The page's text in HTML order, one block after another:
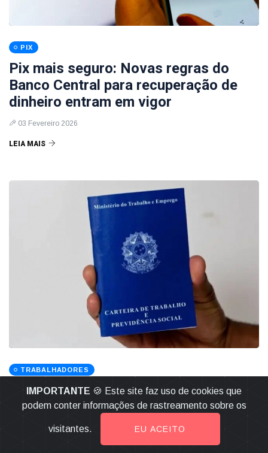
PIX
Pix mais seguro: Novas regras do
Banco Central para recuperação de
dinheiro entram em vigor
03 Fevereiro 2026
LEIA MAIS
TRABALHADORES
Comércio: Regra que exige acordo
sindical para trabalho em feriados
entra em vigor em março
IMPORTANTE 🍪 Este site faz uso de cookies que
podem conter informações de rastreamento sobre os
visitantes. EU ACEITO